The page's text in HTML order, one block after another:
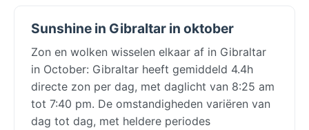
Sunshine in Gibraltar in oktober
Zon en wolken wisselen elkaar af in Gibraltar
in October: Gibraltar heeft gemiddeld 4.4h
directe zon per dag, met daglicht van 8:25 am
tot 7:40 pm. De omstandigheden variëren van
dag tot dag, met heldere periodes